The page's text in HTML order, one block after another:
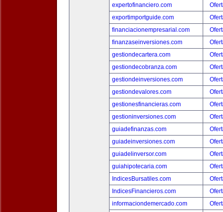
expertofinanciero.com
exportimportguide.com
financiacionempresarial.com
finanzaseinversiones.com
gestiondecartera.com
gestiondecobranza.com
gestiondeinversiones.com
gestiondevalores.com
gestionesfinancieras.com
gestioninversiones.com
guiadefinanzas.com
guiadeinversiones.com
guiadelinversor.com
guiahipotecaria.com
IndicesBursatiles.com
IndicesFinancieros.com
informaciondemercado.com